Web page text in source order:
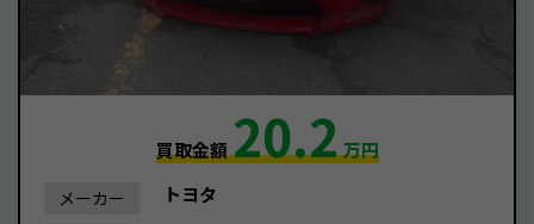
買取金額20.2万円
メーカー トヨタ